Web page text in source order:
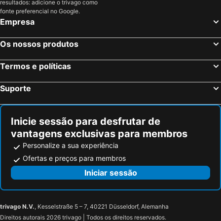
relexa Hotel Frankfurt am Main (Superior)
Flörsheimer Hof
Goethe -frankfurt
Leonardo Hotel Frankfurt City Center
Hotel Villa Kisseleff
Business Hotel Wiesbaden Prime
Cassel, Hesse Hotéis
Munique, Baviera Hotéis
Dusseldorf, Renânia do Norte-Vestfália Hotéis
Hamburgo, Hamburgo Hotéis
Dresden, Saxónia Hotéis
resultados: adicione o trivago como
fonte preferencial no Google.
Empresa
Os nossos produtos
Termos e políticas
Suporte
Inicie sessão para desfrutar de
vantagens exclusivas para membros
Personalize a sua experiência
Ofertas e preços para membros
Iniciar sessão
trivago N.V., Kesselstraße 5 – 7, 40221 Düsseldorf, Alemanha
Direitos autorais 2026 trivago | Todos os direitos reservados.